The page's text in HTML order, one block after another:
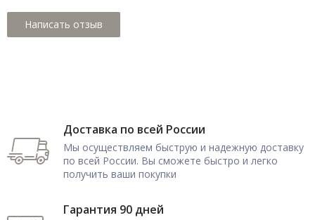
Доставка по всей России
Мы осуществляем быструю и надежную доставку
по всей России. Вы сможете быстро и легко
получить ваши покупки
Гарантия 90 дней